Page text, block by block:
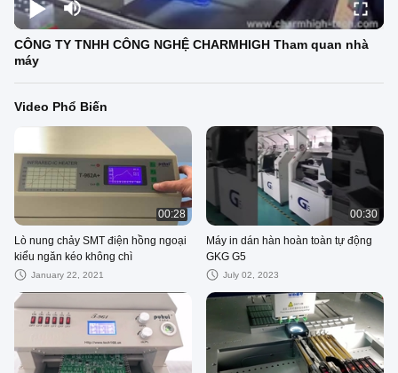
CÔNG TY TNHH CÔNG NGHỆ CHARMHIGH Tham quan nhà
máy
Video Phổ Biến
00:28
Lò nung chảy SMT điện hồng ngoại
kiểu ngăn kéo không chì
January 22, 2021
00:30
Máy in dán hàn hoàn toàn tự động
GKG G5
July 02, 2023